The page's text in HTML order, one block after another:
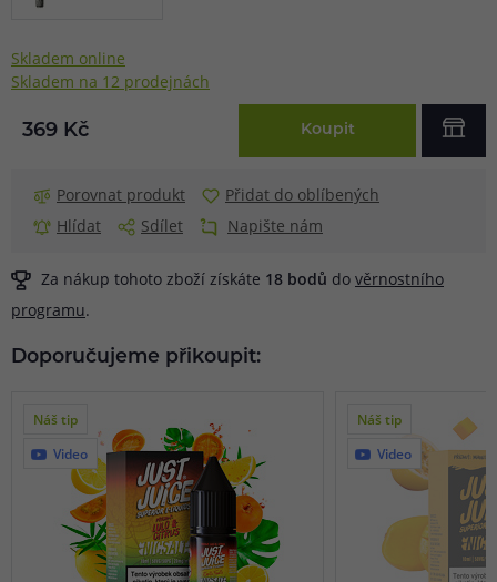
Skladem online
Skladem na 12 prodejnách
369 Kč Koupit
Porovnat produkt
Přidat do oblíbených
Hlídat
Sdílet Napište nám
Za nákup tohoto zboží získáte 18 bodů do věrnostního
programu.
Doporučujeme přikoupit:
Náš tip
Video
Náš tip
Video